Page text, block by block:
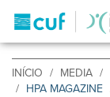
INÍCIO MEDIA
HPA MAGAZINE